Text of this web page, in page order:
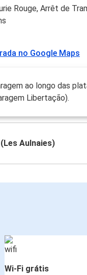
Rouge, Arrêt de
no Google Maps
ao longo das
Libertação).
Aulnaies)
Wi-Fi grátis